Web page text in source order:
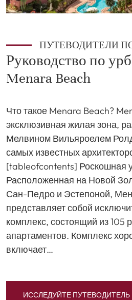
ПУТЕВОДИТЕЛИ
Руководство по
Menara Beach
Что такое Menara Beach?
эксклюзивная жилая зона,
Мелвином Вильяроелем
самых известных
[tableofcontents] Роскошная
Расположенная на Новой
Сан-Педро и Эстепоной,
представляет собой
комплекс, состоящий из 105
апартаментов. Комплекс
включает…
ИССЛЕДУЙТЕ